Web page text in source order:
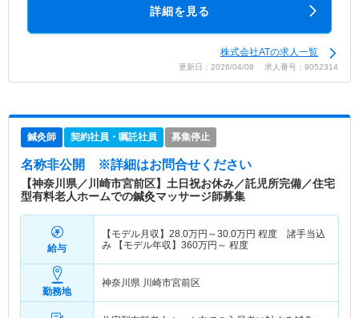
詳細を見る
株式会社ATの求人一覧
更新日：2026/04/08 求人番号：9052314
鍼灸師 契約社員・嘱託社員 募集停止
名称非公開 ※詳細はお問合せください
【神奈川県／川崎市宮前区】土日祝お休み／託児所完備／住宅
型有料老人ホームでの鍼灸マッサージ師募集
給与
【モデル月収】 28.0万円～30.0万円 程度 諸手当込
み 【モデル年収】 360万円～ 程度
勤務地
神奈川県 川崎市宮前区